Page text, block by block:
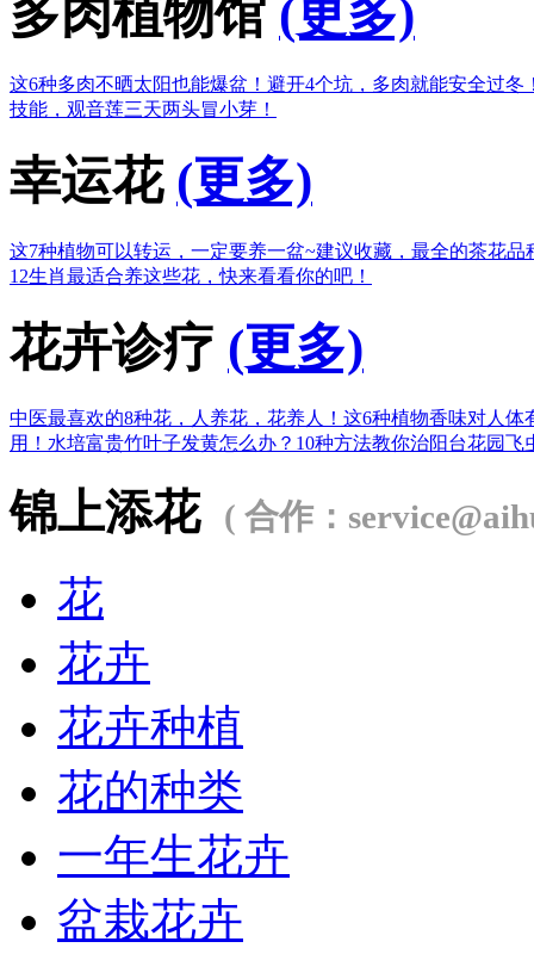
多肉植物馆 (更多)
这6种多肉不晒太阳也能爆盆！ 避开4个坑，多肉就能安全过冬
技能，观音莲三天两头冒小芽！
幸运花 (更多)
这7种植物可以转运，一定要养一盆~建议收藏，最全的茶花品
12生肖最适合养这些花，快来看看你的吧！
花卉诊疗 (更多)
中医最喜欢的8种花，人养花，花养人！ 这6种植物香味对人体
用！ 水培富贵竹叶子发黄怎么办？ 10种方法教你治阳台花园飞
锦上添花 ( 合作：
花
花卉
花卉种植
花的种类
一年生花卉
盆栽花卉